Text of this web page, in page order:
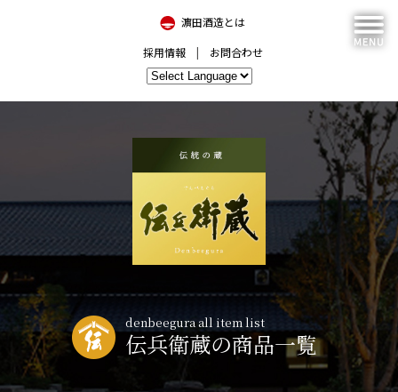
濵田酒造とは
採用情報 お問合わせ
denbeegura all item list
伝兵衛蔵の商品一覧